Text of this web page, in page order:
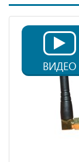
ВИДЕО